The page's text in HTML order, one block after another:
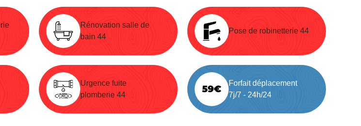
Rénovation salle de
bain 44
Pose de robinetterie 44
Urgence fuite
plomberie 44
Forfait déplacement
7j/7 - 24h/24